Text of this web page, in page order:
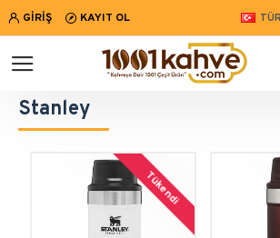
GIRIŞ KAYIT OL
Stanley
Tükendi